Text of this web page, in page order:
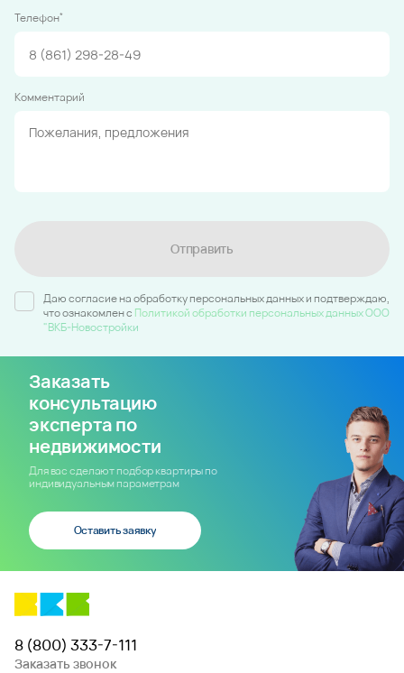
Телефон*
Комментарий
Отправить
Даю согласие на обработку персональных данных и подтверждаю,
что ознакомлен c Политикой обработки персональных данных ООО
"ВКБ-Новостройки
Заказать
консультацию
эксперта по
недвижимости
Для вас сделают подбор квартиры по
индивидуальным параметрам
Оставить заявку
8 (800) 333-7-111
Заказать звонок